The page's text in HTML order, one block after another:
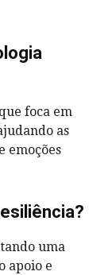
foca em
as
emoções
uma
apoio e